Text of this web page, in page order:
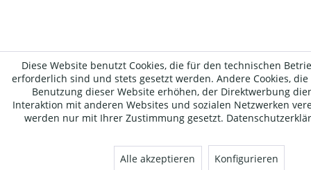
Diese Website benutzt Cookies, die für den technischen
erforderlich sind und stets gesetzt werden. Andere Cookies,
Benutzung dieser Website erhöhen, der Direktwerbung
Interaktion mit anderen Websites und sozialen Netzwerken
werden nur mit Ihrer Zustimmung gesetzt.
Alle akzeptieren Konfigurieren